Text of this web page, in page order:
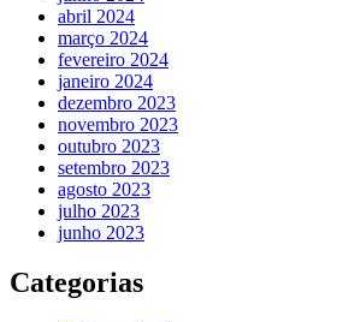
abril 2024
março 2024
fevereiro 2024
janeiro 2024
dezembro 2023
novembro 2023
outubro 2023
setembro 2023
agosto 2023
julho 2023
junho 2023
Categorias